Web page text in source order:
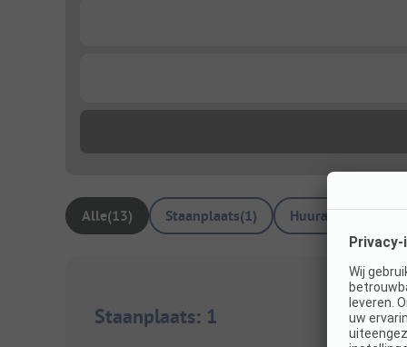
Alle(13) Staanplaats(1)
Staanplaats: 1 1/7